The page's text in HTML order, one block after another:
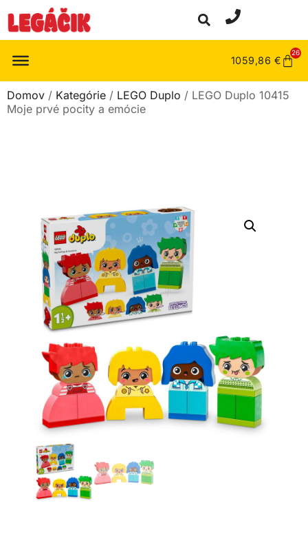
1059,86 €
26
Domov / Kategórie / LEGO Duplo / LEGO Duplo 10415
Moje prvé pocity a emócie